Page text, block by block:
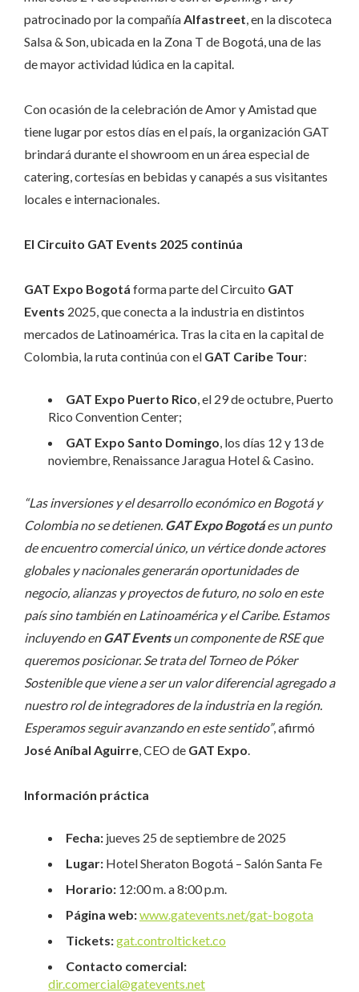
patrocinado por la compañía Alfastreet , en la discoteca
Salsa & Son, ubicada en la Zona T de Bogotá, una de las
de mayor actividad lúdica en la capital.
Con ocasión de la celebración de Amor y Amistad que
tiene lugar por estos días en el país, la organización GAT
brindará durante el showroom en un área especial de
catering, cortesías en bebidas y canapés a sus visitantes
locales e internacionales.
El Circuito GAT Events 2025 continúa
GAT Expo Bogotá forma parte del Circuito GAT
Events 2025, que conecta a la industria en distintos
mercados de Latinoamérica. Tras la cita en la capital de
Colombia, la ruta continúa con el GAT Caribe Tour:
GAT Expo Puerto Rico , el 29 de octubre, Puerto
Rico Convention Center;
GAT Expo Santo Domingo , los días 12 y 13 de
noviembre, Renaissance Jaragua Hotel & Casino.
“Las inversiones y el desarrollo económico en Bogotá y
Colombia no se detienen. GAT Expo Bogotáes un punto
de encuentro comercial único, un vértice donde actores
globales y nacionales generarán oportunidades de
negocio, alianzas y proyectos de futuro, no solo en este
país sino también en Latinoamérica y el Caribe. Estamos
incluyendo enGAT Eventsun componente de RSE que
queremos posicionar. Se trata del Torneo de Póker
Sostenible que viene a ser un valor diferencial agregado a
nuestro rol de integradores de la industria en la región.
Esperamos seguir avanzando en este sentido”, afirmó
José Aníbal Aguirre , CEO de GAT Expo
Información práctica
Fecha: jueves 25 de septiembre de 2025
Lugar: Hotel Sheraton Bogotá – Salón Santa Fe
Horario: 12:00 m. a 8:00 p.m.
Página web:www.gatevents.net/gat-bogota
Tickets:gat.controlticket.co
Contacto comercial:
dir.comercial@gatevents.net